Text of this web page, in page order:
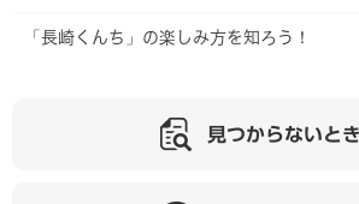
「長崎くんち」の楽しみ方を知ろう！
見つからないと